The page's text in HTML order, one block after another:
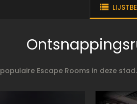
Escape Rooms in deze